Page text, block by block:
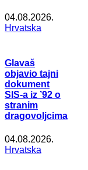
04.08.2026.
Hrvatska
Glavaš
objavio tajni
dokument
SIS-a iz ’92 o
stranim
dragovoljcima
04.08.2026.
Hrvatska